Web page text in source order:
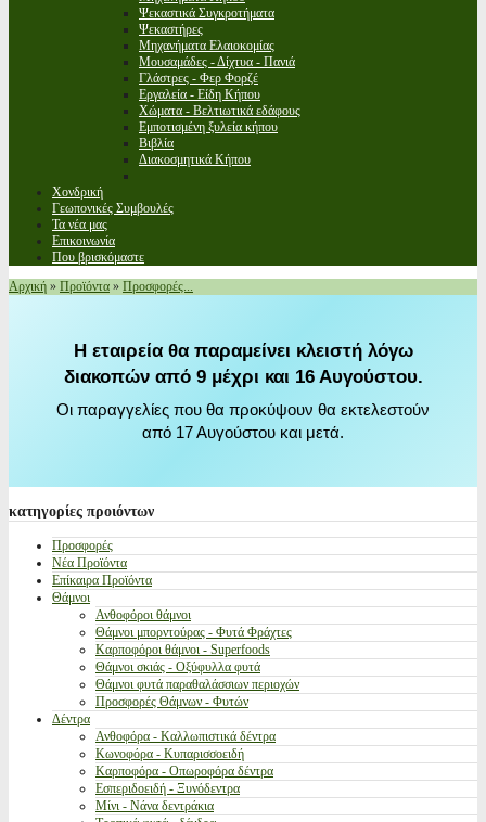
Ψεκαστικά Συγκροτήματα
Ψεκαστήρες
Μηχανήματα Ελαιοκομίας
Μουσαμάδες - Δίχτυα - Πανιά
Γλάστρες - Φερ Φορζέ
Εργαλεία - Είδη Κήπου
Χώματα - Βελτιωτικά εδάφους
Εμποτισμένη ξυλεία κήπου
Βιβλία
Διακοσμητικά Κήπου
Χονδρική
Γεωπονικές Συμβουλές
Τα νέα μας
Επικοινωνία
Που βρισκόμαστε
Αρχική » Προϊόντα » Προσφορές...
Η εταιρεία θα παραμείνει κλειστή λόγω
διακοπών από 9 μέχρι και 16 Αυγούστου.
Οι παραγγελίες που θα προκύψουν θα εκτελεστούν
από 17 Αυγούστου και μετά.
κατηγορίες προιόντων
Προσφορές
Νέα Προϊόντα
Επίκαιρα Προϊόντα
Θάμνοι
Ανθοφόροι θάμνοι
Θάμνοι μπορντούρας - Φυτά Φράχτες
Καρποφόροι θάμνοι - Superfoods
Θάμνοι σκιάς - Οξύφυλλα φυτά
Θάμνοι φυτά παραθαλάσσιων περιοχών
Προσφορές Θάμνων - Φυτών
Δέντρα
Ανθοφόρα - Καλλωπιστικά δέντρα
Κωνοφόρα - Κυπαρισσοειδή
Καρποφόρα - Οπωροφόρα δέντρα
Εσπεριδοειδή - Ξυνόδεντρα
Μίνι - Νάνα δεντράκια